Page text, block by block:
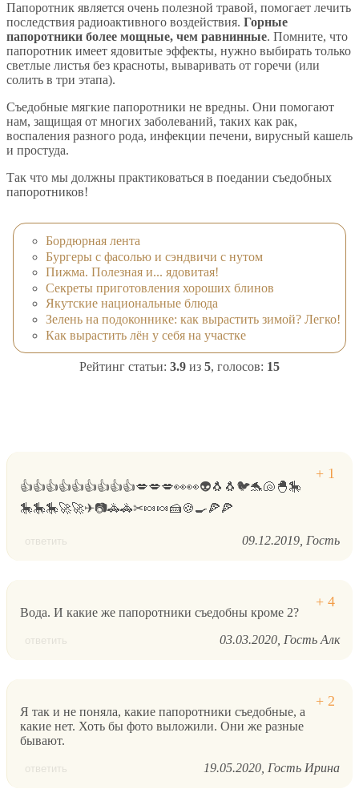
Папоротник является очень полезной травой, помогает лечить
последствия радиоактивного воздействия. Горные
папоротники более мощные, чем равнинные. Помните, что
папоротник имеет ядовитые эффекты, нужно выбирать только
светлые листья без красноты, вываривать от горечи (или
солить в три этапа).
Съедобные мягкие папоротники не вредны. Они помогают
нам, защищая от многих заболеваний, таких как рак,
воспаления разного рода, инфекции печени, вирусный кашель
и простуда.
Так что мы должны практиковаться в поедании съедобных
папоротников!
Бордюрная лента
Бургеры с фасолью и сэндвичи с нутом
Пижма. Полезная и... ядовитая!
Секреты приготовления хороших блинов
Якутские национальные блюда
Зелень на подоконнике: как вырастить зимой? Легко!
Как вырастить лён у себя на участке
Рейтинг статьи: 3.9 из 5, голосов: 15
👍👍👍👍👍👍👍👍👍💋💋💋👀👀👽🐧🐧🐦🐬🐚🐣🎠
🎠🎠🎠🚀🚀✈📷🚓🚓✂🍬🍬🍰🍪🍳🍕🍕
ответить 09.12.2019 Гость
Вода. И какие же папоротники съедобны кроме 2?
ответить 03.03.2020 Гость Алк
Я так и не поняла, какие папоротники съедобные, а
какие нет. Хоть бы фото выложили. Они же разные
бывают.
ответить 19.05.2020 Гость Ирина